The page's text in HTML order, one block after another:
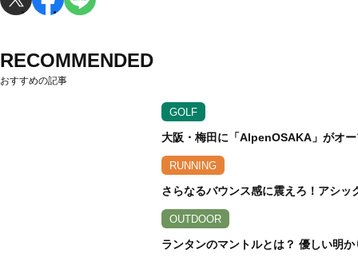
RECOMMENDED
おすすめの記事
GOLF
大阪・梅田に「AlpenOSAKA」がオ
RUNNING
さらなるバウンス感に震えろ！アシ
OUTDOOR
ランタンのマントルとは？ 優しい明